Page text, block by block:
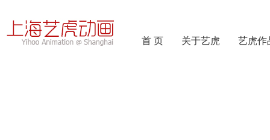
首 页 关于艺虎 艺虎作